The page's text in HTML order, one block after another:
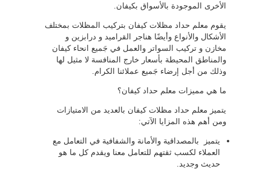
الأخرى الموجودة بالأسواق بكيفان.
يقوم معلم حداد مظلات كيفان بتركيب المظلات بمختلف
الأشكال والأنواع وأيضًا هناجر القراميد و درابزين و
مخازن و تركيب السواتر والعمل في جَميع انحاء كيفان
والمناطق المحيطة بأسعار خارج المنافسة لا مثيل لها
وذلك من أجل إرضاء جَميع عملائنا الكرام.
ما هي مميزات معلم حداد كيفان؟
يتميز معلم حداد مظلات كيفان بالعديد من الامتيازات
ومن أهم هذه المزايا الآتي:
يتميز بالمصداقية والأمانة والشفافية في التعامل مع
العملاء لكسب ثقتهم للتعامل معنا ويقدم كل ما هو
حديث وجديد.